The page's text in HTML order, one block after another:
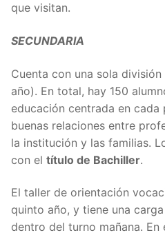
que visitan.
SECUNDARIA
Cuenta con una sola
año). En total, hay 150
educación centrada en
buenas relaciones entre
la institución y las familias.
con el título de Bachiller.
El taller de orientación
quinto año, y tiene una
dentro del turno mañana. En